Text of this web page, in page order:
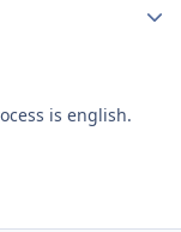
is english.